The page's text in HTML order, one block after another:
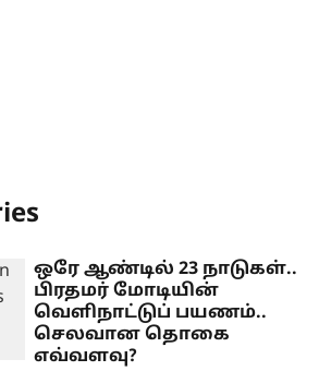
ஒரே ஆண்டில் 23 நாடுகள்..
பிரதமர் மோடியின்
வெளிநாட்டுப் பயணம்..
செலவான தொகை
எவ்வளவு?